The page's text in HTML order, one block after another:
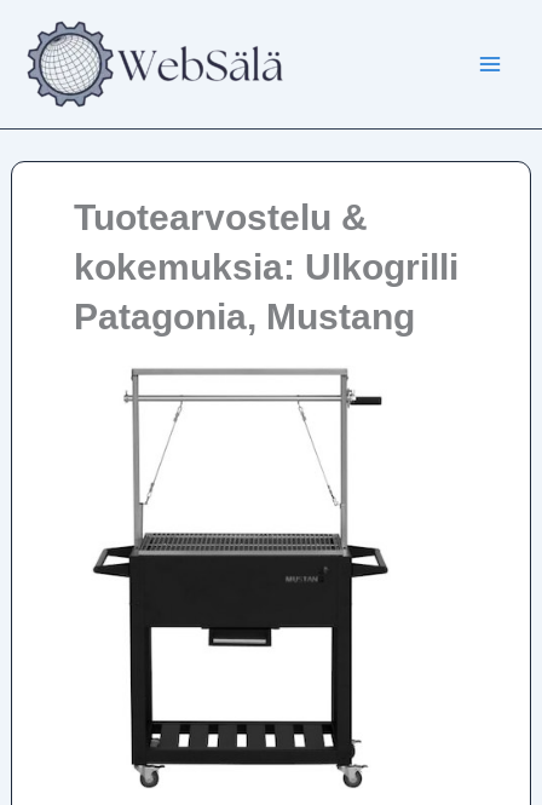
sisältöön
Tuotearvostelu &
kokemuksia: Ulkogrilli
Patagonia, Mustang